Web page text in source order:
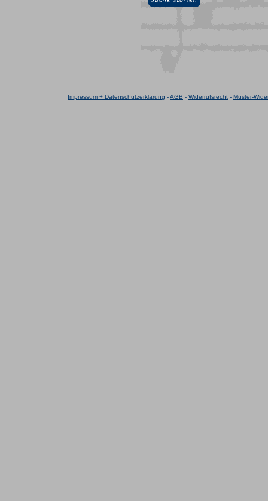
Impressum + Datenschutzerklärung -AGB - Widerrufsrecht - Muster-